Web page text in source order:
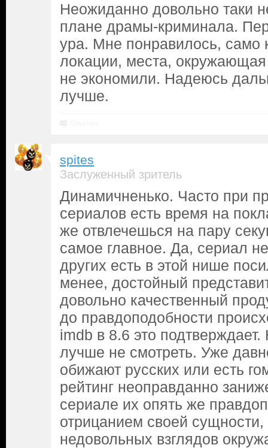
Неожиданно довольно таки
плане драмы-криминала.
ура. Мне понравилось, само
локации, места,
не экономили. Надеюсь
лучше.
spites
Заслуженный зритель
Динамичненько. Часто при
сериалов есть время на
же отвлечешься на пару
самое главное. Да, сериал
других есть в этой нише
менее, достойный
довольно качественный
до правдоподобности
imdb в 8.6 это
лучше не смотреть. Уже
обижают русских или есть
рейтинг неоправданно
сериале их опять же
отрицанием своей
недовольных взглядов